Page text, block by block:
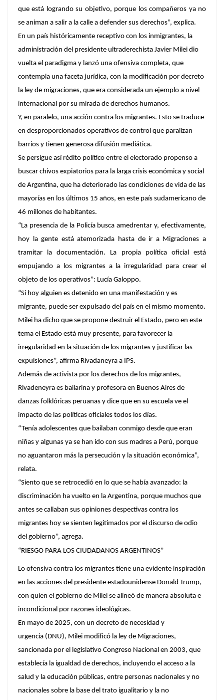
que está logrando su objetivo, porque los compañeros ya no
se animan a salir a la calle a defender sus derechos”, explica.
En un país históricamente receptivo con los inmigrantes, la
administración del presidente ultraderechista Javier Milei dio
vuelta el paradigma y lanzó una ofensiva completa, que
contempla una faceta jurídica, con la modificación por decreto
la ley de migraciones, que era considerada un ejemplo a nivel
internacional por su mirada de derechos humanos.
Y, en paralelo, una acción contra los migrantes. Esto se traduce
en desproporcionados operativos de control que paralizan
barrios y tienen generosa difusión mediática.
Se persigue así rédito político entre el electorado propenso a
buscar chivos expiatorios para la larga crisis económica y social
de Argentina, que ha deteriorado las condiciones de vida de las
mayorías en los últimos 15 años, en este país sudamericano de
46 millones de habitantes.
“La presencia de la Policía busca amedrentar y, efectivamente,
hoy la gente está atemorizada hasta de ir a Migraciones a
tramitar la documentación. La propia política oficial está
empujando a los migrantes a la irregularidad para crear el
objeto de los operativos”: Lucía Galoppo.
“Si hoy alguien es detenido en una manifestación y es
migrante, puede ser expulsado del país en el mismo momento.
Milei ha dicho que se propone destruir el Estado, pero en este
tema el Estado está muy presente, para favorecer la
irregularidad en la situación de los migrantes y justificar las
expulsiones”, afirma Rivadaneyra a IPS.
Además de activista por los derechos de los migrantes,
Rivadeneyra es bailarina y profesora en Buenos Aires de
danzas folklóricas peruanas y dice que en su escuela ve el
impacto de las políticas oficiales todos los días.
“Tenía adolescentes que bailaban conmigo desde que eran
niñas y algunas ya se han ido con sus madres a Perú, porque
no aguantaron más la persecución y la situación económica”,
relata.
“Siento que se retrocedió en lo que se había avanzado: la
discriminación ha vuelto en la Argentina, porque muchos que
antes se callaban sus opiniones despectivas contra los
migrantes hoy se sienten legitimados por el discurso de odio
del gobierno”, agrega.
“RIESGO PARA LOS CIUDADANOS ARGENTINOS”
Lo ofensiva contra los migrantes tiene una evidente inspiración
en las acciones del presidente estadounidense Donald Trump,
con quien el gobierno de Milei se alineó de manera absoluta e
incondicional por razones ideológicas.
En mayo de 2025, con un decreto de necesidad y
urgencia (DNU), Milei modificó la ley de Migraciones,
sancionada por el legislativo Congreso Nacional en 2003, que
establecía la igualdad de derechos, incluyendo el acceso a la
salud y la educación públicas, entre personas nacionales y no
nacionales sobre la base del trato igualitario y la no